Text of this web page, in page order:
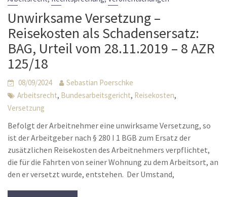
Unwirksame Versetzung –
Reisekosten als Schadensersatz:
BAG, Urteil vom 28.11.2019 – 8 AZR
125/18
08/09/2024
Sebastian Poerschke
Arbeitsrecht, Bundesarbeitsgericht, Reisekosten,
Versetzung
Befolgt der Arbeitnehmer eine unwirksame Versetzung, so
ist der Arbeitgeber nach § 280 I 1 BGB zum Ersatz der
zusätzlichen Reisekosten des Arbeitnehmers verpflichtet,
die für die Fahrten von seiner Wohnung zu dem Arbeitsort, an
den er versetzt wurde, entstehen. Der Umstand,